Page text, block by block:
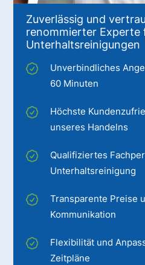
Zuverlässig und
renommierter Experte
Unterhaltsreinigungen
Unverbindliches
60 Minuten
Höchste
unseres Handelns
Qualifiziertes
Unterhaltsreinigung
Transparente Preise
Kommunikation
Flexibilität und
Zeitpläne